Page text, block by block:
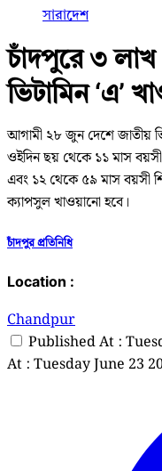
সারাদেশ
চাঁদপুরে ৩
ভিটামিন ‘এ’
আগামী ২৮ জুন দেশে জাতীয়
ওইদিন ছয় থেকে ১১ মাস
এবং ১২ থেকে ৫৯ মাস বয়সী
ক্যাপসুল খাওয়ানো হবে।
চাঁদপুর প্রতিনিধি
Location :
Chandpur
Published At :
At : Tuesday June 23